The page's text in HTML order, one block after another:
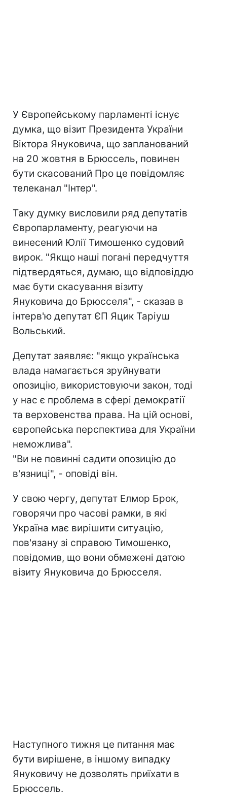
У Європейському парламенті існує
думка, що візит Президента України
Віктора Януковича, що запланований
на 20 жовтня в Брюссель, повинен
бути скасований Про це повідомляє
телеканал "Інтер".
Таку думку висловили ряд депутатів
Європарламенту, реагуючи на
винесений Юлії Тимошенко судовий
вирок. "Якщо наші погані передчуття
підтвердяться, думаю, що відповіддю
має бути скасування візиту
Януковича до Брюсселя", - сказав в
інтерв'ю депутат ЄП Яцик Таріуш
Вольський.
Депутат заявляє: "якщо українська
влада намагається зруйнувати
опозицію, використовуючи закон, тоді
у нас є проблема в сфері демократії
та верховенства права. На цій основі,
європейська перспектива для України
неможлива".
"Ви не повинні садити опозицію до
в'язниці", - оповіді він.
У свою чергу, депутат Елмор Брок,
говорячи про часові рамки, в які
Україна має вирішити ситуацію,
пов'язану зі справою Тимошенко,
повідомив, що вони обмежені датою
візиту Януковича до Брюсселя.
Наступного тижня це питання має
бути вирішене, в іншому випадку
Януковичу не дозволять приїхати в
Брюссель.